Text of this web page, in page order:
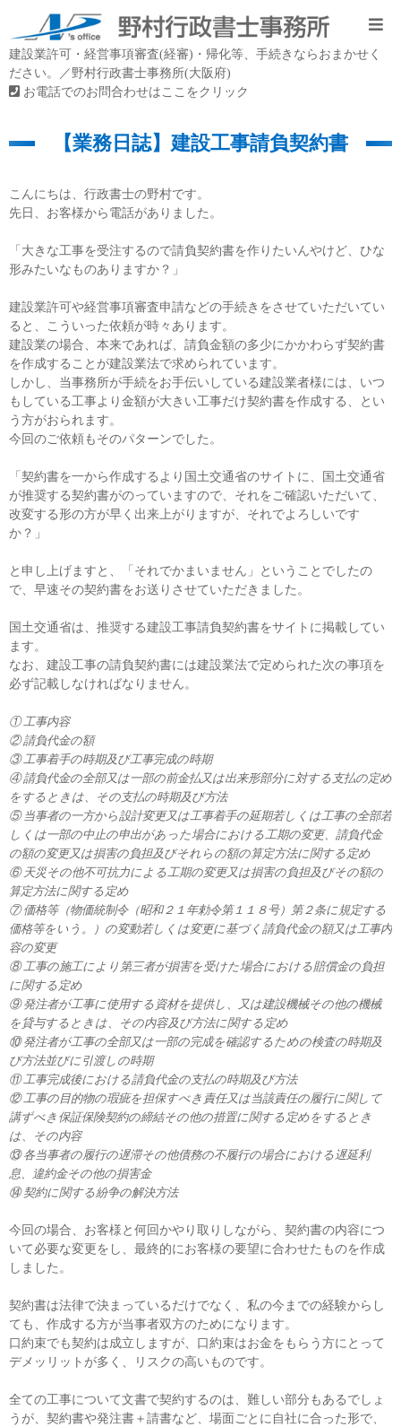
建設業許可・経営事項審査(経審)・帰化等、手続きならおまかせく
ださい。／野村行政書士事務所(大阪府)
お電話でのお問合わせはここをクリック
【業務日誌】建設工事請負契約書
こんにちは、行政書士の野村です。
先日、お客様から電話がありました。
「大きな工事を受注するので請負契約書を作りたいんやけど、ひな
形みたいなものありますか？」
建設業許可や経営事項審査申請などの手続きをさせていただいてい
ると、こういった依頼が時々あります。
建設業の場合、本来であれば、請負金額の多少にかかわらず契約書
を作成することが建設業法で求められています。
しかし、当事務所が手続をお手伝いしている建設業者様には、いつ
もしている工事より金額が大きい工事だけ契約書を作成する、とい
う方がおられます。
今回のご依頼もそのパターンでした。
「契約書を一から作成するより国土交通省のサイトに、国土交通省
が推奨する契約書がのっていますので、それをご確認いただいて、
改変する形の方が早く出来上がりますが、それでよろしいです
か？」
と申し上げますと、「それでかまいません」ということでしたの
で、早速その契約書をお送りさせていただきました。
国土交通省は、推奨する建設工事請負契約書をサイトに掲載してい
ます。
なお、建設工事の請負契約書には建設業法で定められた次の事項を
必ず記載しなければなりません。
① 工事内容
② 請負代金の額
③ 工事着手の時期及び工事完成の時期
④ 請負代金の全部又は一部の前金払又は出来形部分に対する支払の定め
をするときは、その支払の時期及び方法
⑤ 当事者の一方から設計変更又は工事着手の延期若しくは工事の全部若
しくは一部の中止の申出があった場合における工期の変更、請負代金
の額の変更又は損害の負担及びそれらの額の算定方法に関する定め
⑥ 天災その他不可抗力による工期の変更又は損害の負担及びその額の
算定方法に関する定め
⑦ 価格等（物価統制令（昭和２１年勅令第１１８号）第２条に規定する
価格等をいう。）の変動若しくは変更に基づく請負代金の額又は工事内
容の変更
⑧ 工事の施工により第三者が損害を受けた場合における賠償金の負担
に関する定め
⑨ 発注者が工事に使用する資材を提供し、又は建設機械その他の機械
を貸与するときは、その内容及び方法に関する定め
⑩ 発注者が工事の全部又は一部の完成を確認するための検査の時期及
び方法並びに引渡しの時期
⑪ 工事完成後における請負代金の支払の時期及び方法
⑫ 工事の目的物の瑕疵を担保すべき責任又は当該責任の履行に関して
講ずべき保証保険契約の締結その他の措置に関する定めをするとき
は、その内容
⑬ 各当事者の履行の遅滞その他債務の不履行の場合における遅延利
息、違約金その他の損害金
⑭ 契約に関する紛争の解決方法
今回の場合、お客様と何回かやり取りしながら、契約書の内容につ
いて必要な変更をし、最終的にお客様の要望に合わせたものを作成
しました。
契約書は法律で決まっているだけでなく、私の今までの経験からし
ても、作成する方が当事者双方のためになります。
口約束でも契約は成立しますが、口約束はお金をもらう方にとって
デメッリットが多く、リスクの高いものです。
全ての工事について文書で契約するのは、難しい部分もあるでしょ
うが、契約書や発注書＋請書など、場面ごとに自社に合った形で、